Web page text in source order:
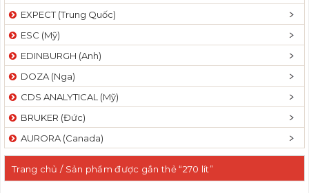
EXPECT (Trung Quốc)
ESC (Mỹ)
EDINBURGH (Anh)
DOZA (Nga)
CDS ANALYTICAL (Mỹ)
BRUKER (Đức)
AURORA (Canada)
Trang chủ / Sản phẩm được gắn thẻ “270 lít”